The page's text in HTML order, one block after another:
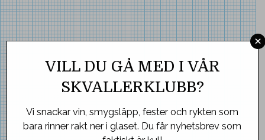
VILL DU GÅ MED I VÅR
SKVALLERKLUBB?
Vi snackar vin, smygsläpp, fester och rykten som
bara rinner rakt ner i glaset. Du får nyhetsbrev som
×